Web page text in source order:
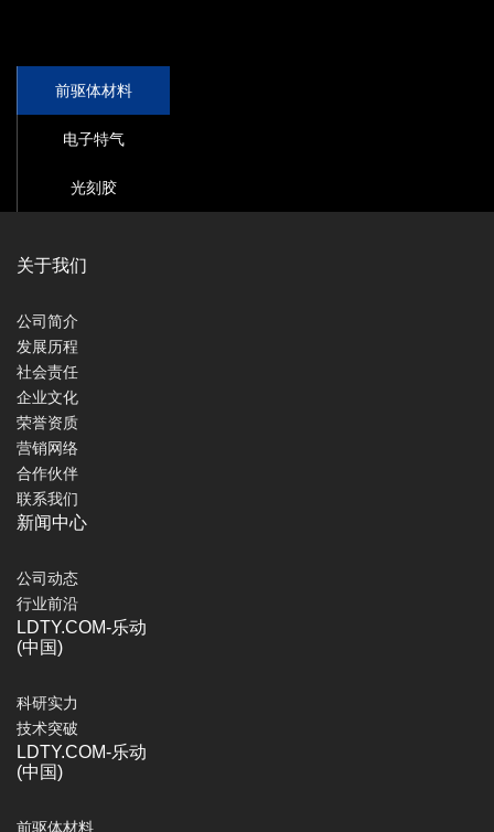
前驱体材料
电子特气
光刻胶
关于我们
公司简介
发展历程
社会责任
企业文化
荣誉资质
营销网络
合作伙伴
联系我们
新闻中心
公司动态
行业前沿
LDTY.COM-乐动
(中国)
科研实力
技术突破
LDTY.COM-乐动
(中国)
前驱体材料